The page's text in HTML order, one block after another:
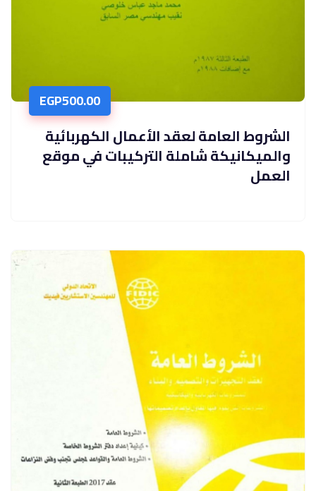
EGP500.00
الشروط العامة لعقد الأعمال الكهربائية
والميكانيكة شاملة التركيبات في موقع
العمل